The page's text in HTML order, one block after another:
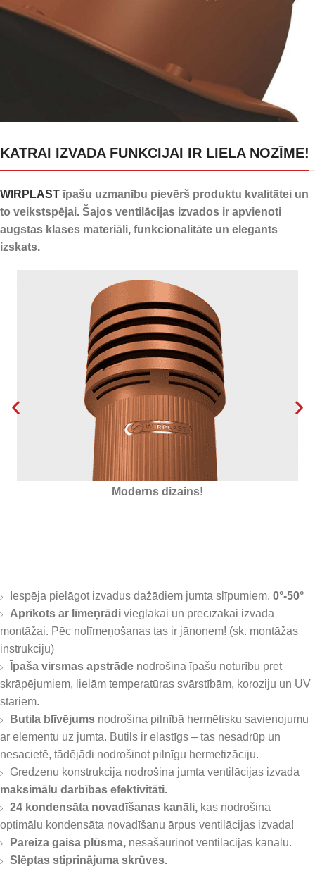
24 kanāli kondensāta
novadīšanai
KATRAI IZVADA FUNKCIJAI IR LIELA NOZĪME!
WIRPLAST īpašu uzmanību pievērš produktu kvalitātei un
to veikstspējai. Šajos ventilācijas izvados ir apvienoti
augstas klases materiāli, funkcionalitāte un elegants
izskats.
Izolēts ar putupolistorolu
Iespēja pielāgot izvadus dažādiem jumta slīpumiem. 0°-50°
Aprīkots ar līmeņrādi vieglākai un precīzākai izvada
montāžai. Pēc nolīmeņošanas tas ir jānoņem! (sk. montāžas
instrukciju)
Īpaša virsmas apstrāde nodrošina īpašu noturību pret
skrāpējumiem, lielām temperatūras svārstībām, koroziju un UV
stariem.
Butila blīvējums nodrošina pilnībā hermētisku savienojumu
ar elementu uz jumta. Butils ir elastīgs – tas nesadrūp un
nesacietē, tādējādi nodrošinot pilnīgu hermetizāciju.
Gredzenu konstrukcija nodrošina jumta ventilācijas izvada
maksimālu darbības efektivitāti.
24 kondensāta novadīšanas kanāli, kas nodrošina
optimālu kondensāta novadīšanu ārpus ventilācijas izvada!
Pareiza gaisa plūsma, nesašaurinot ventilācijas kanālu.
Slēptas stiprinājuma skrūves.